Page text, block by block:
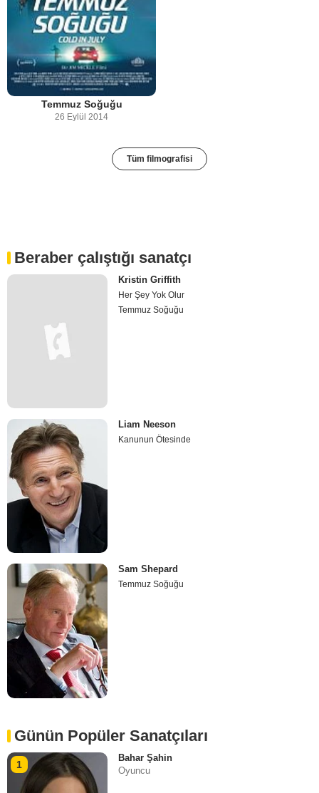
Temmuz Soğuğu
26 Eylül 2014
Tüm filmografisi
Beraber çalıştığı sanatçı
Kristin Griffith
Her Şey Yok Olur
Temmuz Soğuğu
Liam Neeson
Kanunun Ötesinde
Sam Shepard
Temmuz Soğuğu
Günün Popüler Sanatçıları
1
Bahar Şahin
Oyuncu